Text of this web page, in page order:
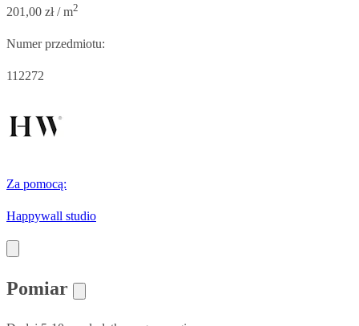
201,00 zł / m2
Numer przedmiotu:
112272
Za pomocą:
Happywall studio
Pomiar